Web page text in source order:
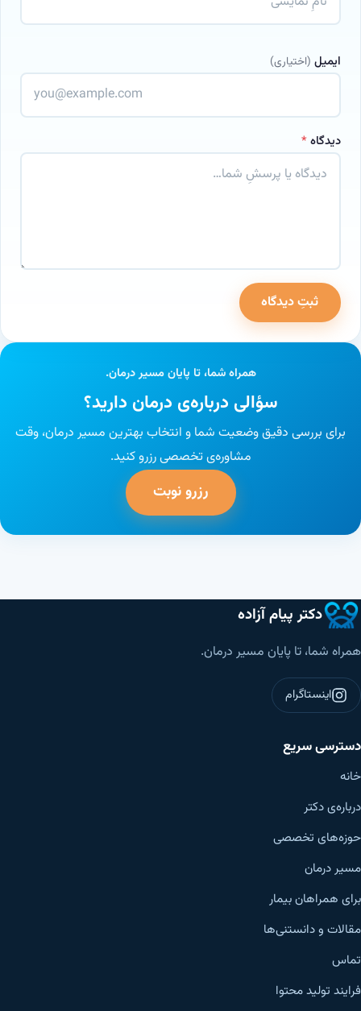
ایمیل (اختیاری)
دیدگاه*
وب‌سایتثبتِ دیدگاه
همراه شما، تا پایان مسیر درمان.
سؤالی درباره‌ی درمان دارید؟
برای بررسی دقیق وضعیت شما و انتخاب بهترین مسیر درمان، وقت
مشاوره‌ی تخصصی رزرو کنید.
رزرو نوبت
دکتر پیام آزاده
همراه شما، تا پایان مسیر درمان.
اینستاگرام
دسترسی سریع
خانه
درباره‌ی دکتر
حوزه‌های تخصصی
مسیر درمان
برای همراهان بیمار
مقالات و دانستنی‌ها
تماس
فرایند تولید محتوا